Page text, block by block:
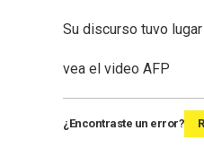
Su discurso tuvo
vea el video AFP
¿Encontraste un error?